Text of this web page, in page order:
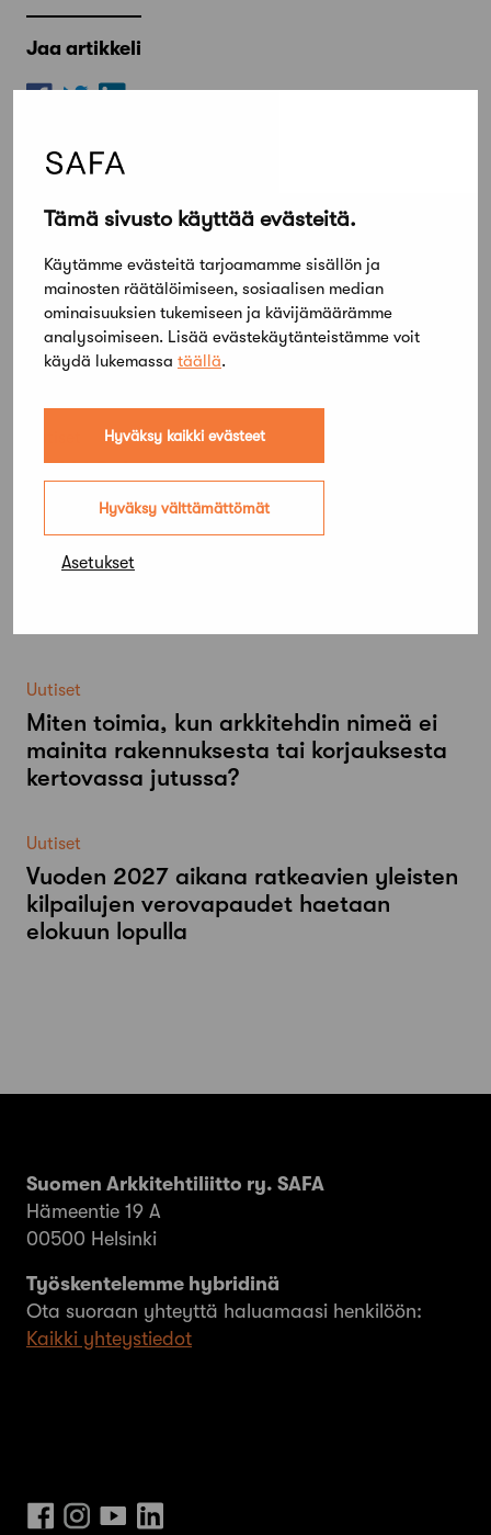
Tämä sivusto käyttää evästeitä.
Käytämme evästeitä tarjoamamme sisällön ja
mainosten räätälöimiseen, sosiaalisen median
ominaisuuksien tukemiseen ja kävijämäärämme
analysoimiseen. Lisää evästekäytänteistämme voit
käydä lukemassa täällä.
Hyväksy kaikki evästeet
Hyväksy välttämättömät
Asetukset
Jaa artikkeli
Lue lisää
Mökki Salo haettavissa
viikkovuokraukseen
Uutiset
Uutiset
Miten toimia, kun arkkitehdin nimeä ei
mainita rakennuksesta tai korjauksesta
kertovassa jutussa?
Uutiset
Vuoden 2027 aikana ratkeavien yleisten
kilpailujen verovapaudet haetaan
elokuun lopulla
Suomen Arkkitehtiliitto ry. SAFA
Hämeentie 19 A
00500 Helsinki
Työskentelemme hybridinä
Ota suoraan yhteyttä haluamaasi henkilöön:
Kaikki yhteystiedot